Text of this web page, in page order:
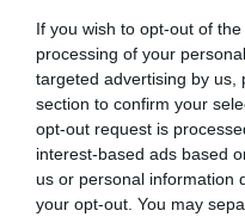
If you wish to opt-out of
processing of your
targeted advertising by us,
section to confirm your
opt-out request is
interest-based ads based
us or personal information
your opt-out. You may
"Če bo treba, bom
Washington," je
tudi v Peking in
bodo okoliščine
Napovedal je tudi